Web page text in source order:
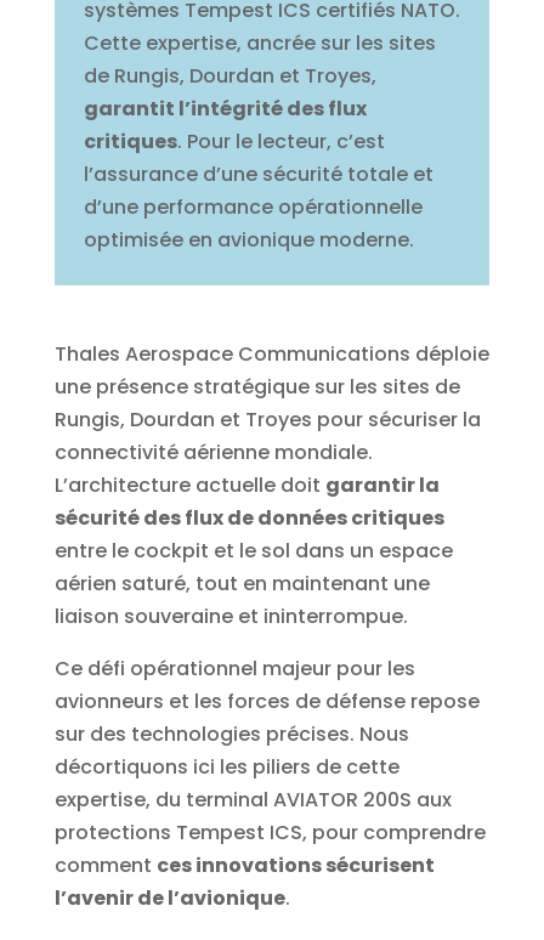
systèmes Tempest ICS certifiés NATO.
Cette expertise, ancrée sur les sites
de Rungis, Dourdan et Troyes,
garantit l’intégrité des flux
critiques. Pour le lecteur, c’est
l’assurance d’une sécurité totale et
d’une performance opérationnelle
optimisée en avionique moderne.
Thales Aerospace Communications déploie
une présence stratégique sur les sites de
Rungis, Dourdan et Troyes pour sécuriser la
connectivité aérienne mondiale.
L’architecture actuelle doit garantir la
sécurité des flux de données critiques
entre le cockpit et le sol dans un espace
aérien saturé, tout en maintenant une
liaison souveraine et ininterrompue.
Ce défi opérationnel majeur pour les
avionneurs et les forces de défense repose
sur des technologies précises. Nous
décortiquons ici les piliers de cette
expertise, du terminal AVIATOR 200S aux
protections Tempest ICS, pour comprendre
comment ces innovations sécurisent
l’avenir de l’avionique.